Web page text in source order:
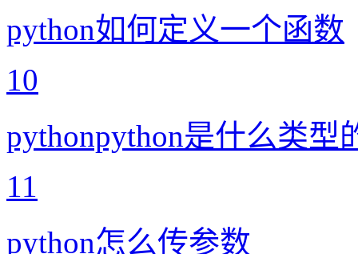
python如何定义一个函数
10
pythonpython是什么类型
11
python怎么传参数